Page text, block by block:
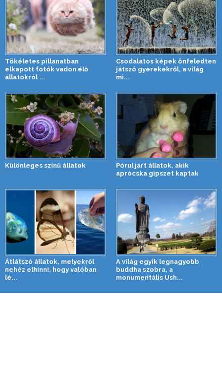
Tökéletes pillanatban
elkapott fotók vadon élő
állatokról ...
Csodálatos képek önfeledten
játszó gyerekekről, a világ
mi...
Különleges színű állatok
Pórul járt állatok, akik
aprócska gipszet kaptak
Átlátszó állatok, melyekről
nehéz elhinni, hogy valóban
lé...
A világ egyik legnagyobb
buddha szobra, a
monumentális Ush...